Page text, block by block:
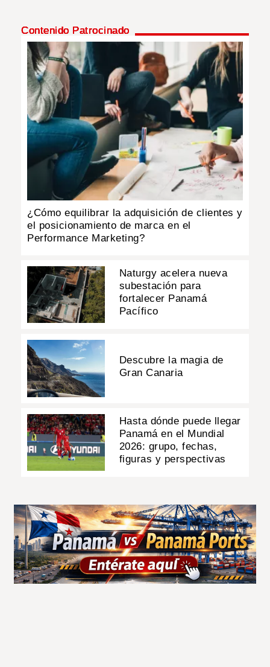
Contenido Patrocinado
¿Cómo equilibrar la adquisición de clientes y
el posicionamiento de marca en el
Performance Marketing?
Naturgy acelera nueva
subestación para
fortalecer Panamá
Pacífico
Descubre la magia de
Gran Canaria
Hasta dónde puede llegar
Panamá en el Mundial
2026: grupo, fechas,
figuras y perspectivas